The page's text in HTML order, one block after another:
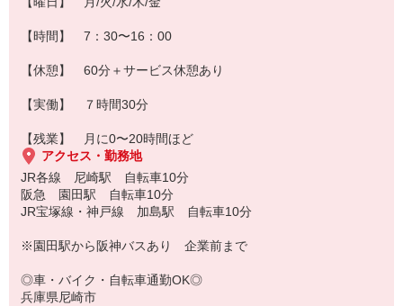
【時間】 7：30〜16：00
【休憩】 60分＋サービス休憩あり
【実働】 ７時間30分
【残業】 月に0〜20時間ほど
アクセス・勤務地
JR各線 尼崎駅 自転車10分
阪急 園田駅 自転車10分
JR宝塚線・神戸線 加島駅 自転車10分
※園田駅から阪神バスあり 企業前まで
◎車・バイク・自転車通勤OK◎
兵庫県尼崎市